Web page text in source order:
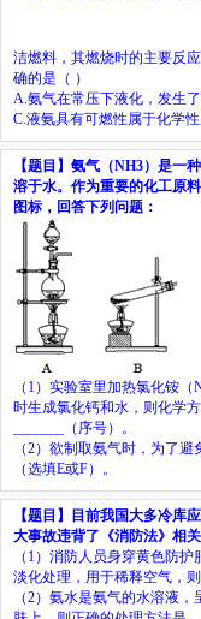
洁燃料，其燃烧时的主要反
确的是（ ）
A. 氨气在常压下液化，发生
C. 液氨具有可燃性属于化学
【题目】 氨气（NH3）是一
溶于水。作为重要的化工原
图标，回答下列问题：
（ 1 ）实验室里加热氯化铵（
时生成氯化钙和水，则化学
（序号）。
（2）欲制取氨气时，为了避
（选填E或F）。
【题目】 目前我国大多冷库
大事故违背了《消防法》相
（ 1 ）消防人员身穿黄色防
淡化处理，用于稀释空气，
（2）氨水是氨气的水溶液